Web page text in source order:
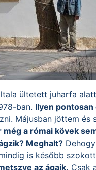
ültetett juharfa
ban. Ilyen
Májusban jöttem és
még a római kövek
Meghalt?
is később
az ágaik. Csak